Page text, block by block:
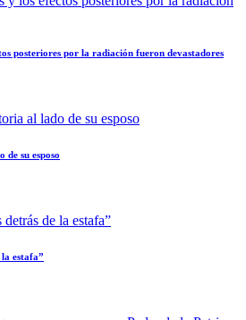
posteriores por la radiación fueron devastadores
su esposo
estafa”